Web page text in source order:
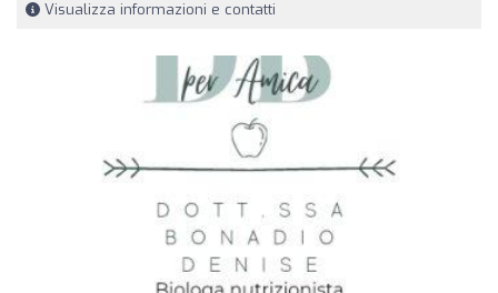
Visualizza informazioni e contatti